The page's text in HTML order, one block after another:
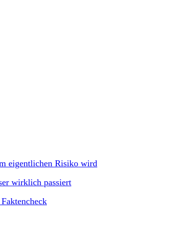
eigentlichen Risiko wird
wirklich passiert